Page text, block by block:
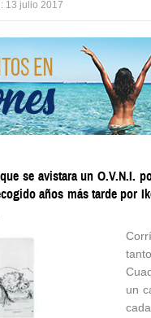
13 julio 2017
se avistara un
años más tarde por
un